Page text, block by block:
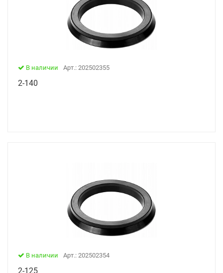
В наличии Арт.: 202502355
2-140
В наличии Арт.: 202502354
2-125